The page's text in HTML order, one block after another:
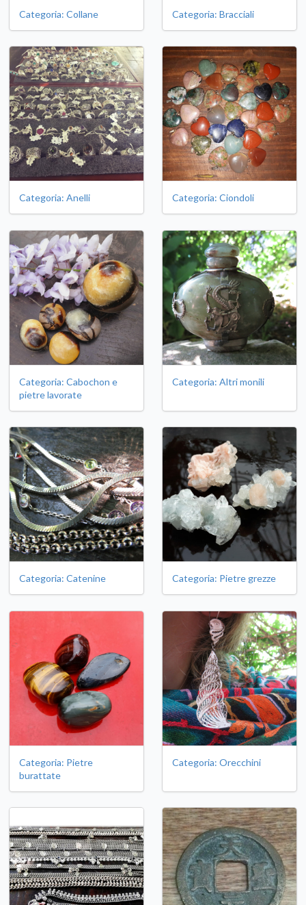
Categoria: Collane Categoria: Bracciali
Categoria: Anelli Categoria: Ciondoli
Categoria: Cabochon e
pietre lavorate
Categoria: Altri monili
Categoria: Catenine Categoria: Pietre grezze
Categoria: Pietre
burattate
Categoria: Orecchini